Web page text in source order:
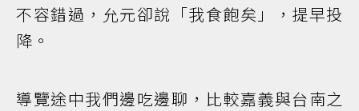
不容錯過，允元卻說「我食飽矣」，提早投
降。
導覽途中我們邊吃邊聊，比較嘉義與台南之